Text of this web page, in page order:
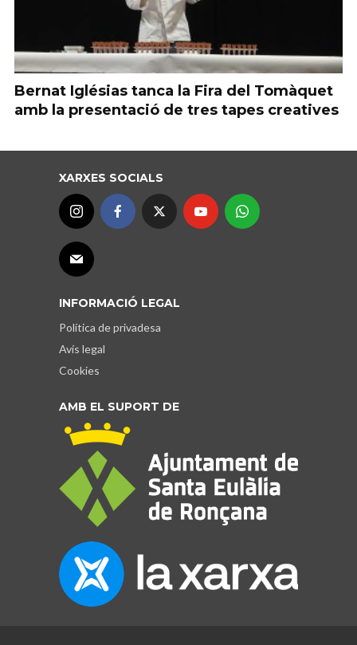
Bernat Iglésias tanca la Fira del Tomàquet
amb la presentació de tres tapes creatives
XARXES SOCIALS
INFORMACIÓ LEGAL
Política de privadesa
Avís legal
Cookies
AMB EL SUPORT DE